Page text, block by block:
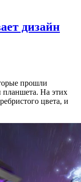
дизайн
прошли
планшета. На этих
цвета, и